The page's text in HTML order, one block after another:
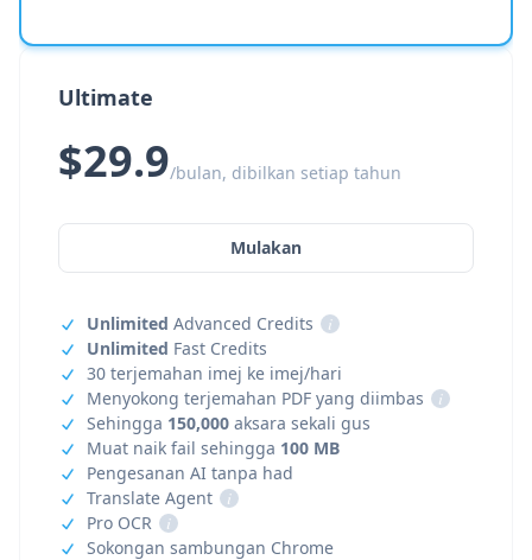
Ultimate
$29.9/bulan, dibilkan setiap tahun
Mulakan
Unlimited Advanced Credits
i
Unlimited Fast Credits
30 terjemahan imej ke imej/hari
Menyokong terjemahan PDF yang diimbas
i
Sehingga 150,000 aksara sekali gus
Muat naik fail sehingga 100 MB
Pengesanan AI tanpa had
Translate Agent
i
Pro OCR
i
Sokongan sambungan Chrome